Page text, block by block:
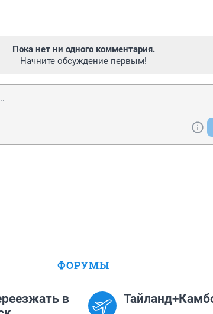
Пока нет ни одного комментария.
Начните обсуждение первым!
ФОРУМЫ
в